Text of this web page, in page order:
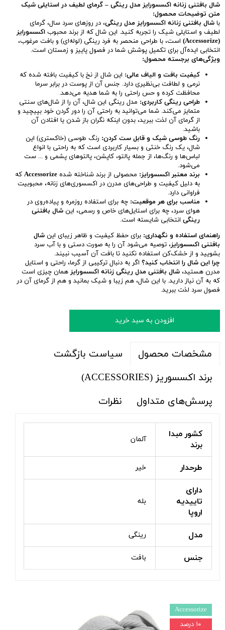
شال بافتنی زنانه اکسسورایز مدل رینگی – گرمای لطیف در استایلی شیک
متن توضیحات محصول:
باشال بافتنی زنانه اکسسورایز مدل رینگی، در روزهای سرد سال، گرمای
لطیف و استایلی شیک را تجربه کنید. این شال که از برند محبوباکسسورایز
(Accessorize)
است، با طراحی منحصر به فرد رینگی (لوله‌ای) و بافت مرغوب،
انتخابی ایده‌آل برای تکمیل پوشش شما در فصول پاییز و زمستان است.
ویژگی‌های برجسته محصول:
کیفیت بافت و الیاف عالی: این شال از نخ با کیفیت بافته شده که
نرمی و لطافت بی‌نظیری دارد. جنس آن از پوست در برابر سرما
محافظت کرده و حس راحتی را به شما هدیه می‌دهد.
طراحی رینگی کاربردی: مدل رینگی این شال، آن را از شال‌های سنتی
متمایز می‌کند. شما می‌توانید به راحتی آن را دور گردن خود بپیچید و
از گرمای آن لذت ببرید، بدون اینکه نگران باز شدن یا افتادن آن
باشید.
رنگ طوسی شیک و قابل ست کردن: رنگ طوسی (خاکستری) این
شال، یک رنگ خنثی و بسیار کاربردی است که به راحتی با انواع
لباس‌ها و رنگ‌ها، از جمله پالتو، کاپشن، پالتوهای پشمی و ... ست
می‌شود.
برند معتبر اکسسورایز: محصولی از برند شناخته شدهAccessorize که
به دلیل کیفیت و طراحی‌های مدرن در اکسسوری‌های زنانه، محبوبیت
فراوانی دارد.
مناسب برای هر موقعیت: چه برای استفاده روزمره و پیاده‌روی در
هوای سرد، چه برای استایل‌های خاص و رسمی، اینشال بافتنی
رینگی انتخابی شایسته است.
راهنمای استفاده و نگهداری: برای حفظ کیفیت و ظاهر زیبای اینشال
بافتنی اکسسورایز، توصیه می‌شود آن را به صورت دستی و با آب سرد
بشویید و از خشک‌کن استفاده نکنید تا بافت آن آسیب نبیند.
چرا این شال را انتخاب کنید؟ اگر به دنبال ترکیبی از گرما، راحتی و استایل
مدرن هستید،شال بافتنی مدل رینگی زنانه اکسسورایز همان چیزی است
که به آن نیاز دارید. با این شال، هم زیبا و شیک بمانید و هم از گرمای آن در
فصول سرد لذت ببرید.
افزودن به سبد خرید
مشخصات محصول
سیاست بازگشت
برند اکسسوریز (ACCESSORIES)
پرسش‌های متداول
نظرات
کشور مبدا
برند
آلمان
طرحدار خیر
دارای
تاییدیه
اروپا
بله
مدل رینگی
جنس بافت
Accessorize
۱۰ درصد